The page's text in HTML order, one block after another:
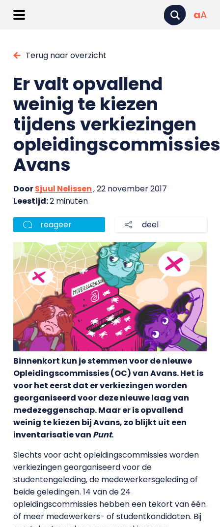
aA
Terug naar overzicht
Er valt opvallend
weinig te kiezen
tijdens verkiezingen
opleidingscommissies
Avans
DoorSjuul Nelissen, 22 november 2017
Leestijd:2 minuten
reageer deel
Binnenkort kun je stemmen voor de nieuwe
Opleidingscommissies (OC) van Avans. Het is
voor het eerst dat er verkiezingen worden
georganiseerd voor deze nieuwe laag van
medezeggenschap. Maar er is opvallend
weinig te kiezen bij Avans, zo blijkt uit een
inventarisatie van Punt.
Slechts voor acht opleidingscommissies worden
verkiezingen georganiseerd voor de
studentengeleding, de medewerkersgeleding of
beide geledingen. 14 van de 24
opleidingscommissies hebben een tekort van één
of meer medewerkers- of studentkandidaten. Bij